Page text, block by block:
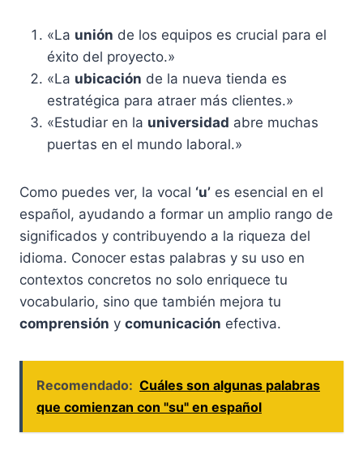
«La unión de los equipos es crucial para el
éxito del proyecto.»
«La ubicación de la nueva tienda es
estratégica para atraer más clientes.»
«Estudiar en la universidad abre muchas
puertas en el mundo laboral.»
Como puedes ver, la vocal ‘u’ es esencial en el
español, ayudando a formar un amplio rango de
significados y contribuyendo a la riqueza del
idioma. Conocer estas palabras y su uso en
contextos concretos no solo enriquece tu
vocabulario, sino que también mejora tu
comprensión y comunicación efectiva.
Recomendado: Cuáles son algunas palabras
que comienzan con "su" en español